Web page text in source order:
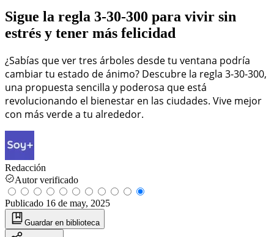
Sigue la regla 3-30-300 para vivir sin
estrés y tener más felicidad
¿Sabías que ver tres árboles desde tu ventana podría
cambiar tu estado de ánimo? Descubre la regla 3-30-300,
una propuesta sencilla y poderosa que está
revolucionando el bienestar en las ciudades. Vive mejor
con más verde a tu alrededor.
Redacción
Autor verificado
Publicado 16 de may, 2025
Guardar en biblioteca